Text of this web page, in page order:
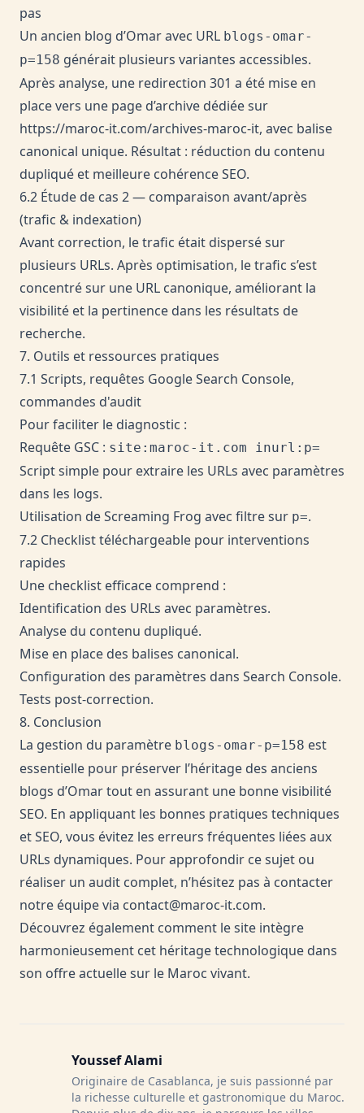
pas
Un ancien blog d’Omar avec URL blogs-omar-
p=158 générait plusieurs variantes accessibles.
Après analyse, une redirection 301 a été mise en
place vers une page d’archive dédiée sur
https://maroc-it.com/archives-maroc-it, avec balise
canonical unique. Résultat : réduction du contenu
dupliqué et meilleure cohérence SEO.
6.2 Étude de cas 2 — comparaison avant/après
(trafic & indexation)
Avant correction, le trafic était dispersé sur
plusieurs URLs. Après optimisation, le trafic s’est
concentré sur une URL canonique, améliorant la
visibilité et la pertinence dans les résultats de
recherche.
7. Outils et ressources pratiques
7.1 Scripts, requêtes Google Search Console,
commandes d'audit
Pour faciliter le diagnostic :
Requête GSC : site:maroc-it.com inurl:p=
Script simple pour extraire les URLs avec paramètres
dans les logs.
Utilisation de Screaming Frog avec filtre sur p=.
7.2 Checklist téléchargeable pour interventions
rapides
Une checklist efficace comprend :
Identification des URLs avec paramètres.
Analyse du contenu dupliqué.
Mise en place des balises canonical.
Configuration des paramètres dans Search Console.
Tests post-correction.
8. Conclusion
La gestion du paramètre blogs-omar-p=158 est
essentielle pour préserver l’héritage des anciens
blogs d’Omar tout en assurant une bonne visibilité
SEO. En appliquant les bonnes pratiques techniques
et SEO, vous évitez les erreurs fréquentes liées aux
URLs dynamiques. Pour approfondir ce sujet ou
réaliser un audit complet, n’hésitez pas à contacter
notre équipe via contact@maroc-it.com.
Découvrez également comment le site intègre
harmonieusement cet héritage technologique dans
son offre actuelle sur le Maroc vivant.
Youssef Alami
Originaire de Casablanca, je suis passionné par
la richesse culturelle et gastronomique du Maroc.